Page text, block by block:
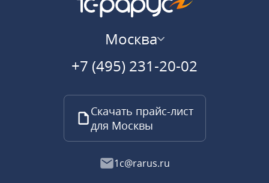
Москва
+7 (495) 231-20-02
Скачать прайс-лист
для Москвы
1c@rarus.ru